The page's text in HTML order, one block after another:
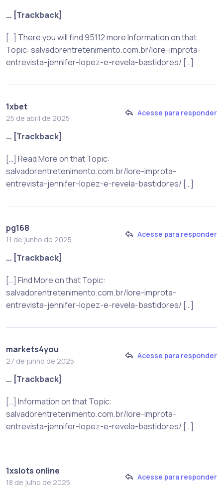
… [Trackback]
[…] There you will find 95112 more Information on that
Topic: salvadorentretenimento.com.br/lore-improta-
entrevista-jennifer-lopez-e-revela-bastidores/ […]
1xbet
25 de abril de 2025
Acesse para responder
… [Trackback]
[…] Read More on that Topic:
salvadorentretenimento.com.br/lore-improta-
entrevista-jennifer-lopez-e-revela-bastidores/ […]
pg168
11 de junho de 2025
Acesse para responder
… [Trackback]
[…] Find More on that Topic:
salvadorentretenimento.com.br/lore-improta-
entrevista-jennifer-lopez-e-revela-bastidores/ […]
markets4you
27 de junho de 2025
Acesse para responder
… [Trackback]
[…] Information on that Topic:
salvadorentretenimento.com.br/lore-improta-
entrevista-jennifer-lopez-e-revela-bastidores/ […]
1xslots online
18 de julho de 2025
Acesse para responder